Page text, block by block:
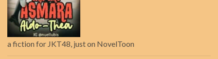
a fiction for JKT48, just on NovelToon